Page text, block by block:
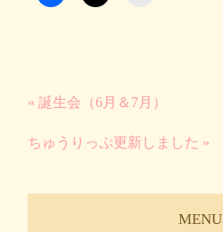
« 誕生会（6月＆7月）
ちゅうりっぷ更新しました »
MENU